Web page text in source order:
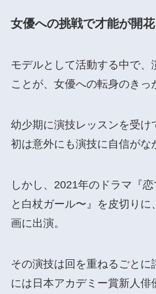
女優への挑戦で才能が開花
モデルとして活動する中で、
ことが、女優への転身のきっ
幼少期に演技レッスンを受け
初は意外にも演技に自信がな
しかし、2021年のドラマ『
と白杖ガール〜』を皮切りに
画に出演。
その演技は回を重ねるごとに
には日本アカデミー賞新人俳